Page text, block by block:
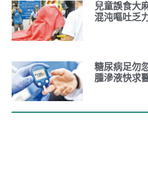
兒童誤食大
混沌嘔吐乏
糖尿病足勿
腫滲液快求